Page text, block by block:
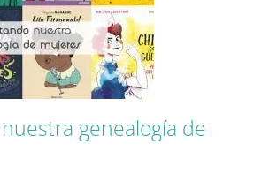
genealogía de